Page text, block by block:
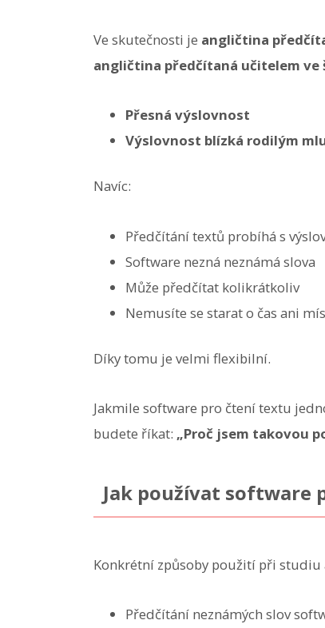
Ve skutečnosti je angličtina
angličtina předčítaná učitelem ve
Přesná výslovnost
Výslovnost blízká rodilým
Navíc:
Předčítání textů probíhá s
Software nezná neznámá slova
Může předčítat kolikrátkoliv
Nemusíte se starat o čas ani
Díky tomu je velmi flexibilní.
Jakmile software pro čtení textu
budete říkat: „Proč jsem takovou
Jak používat
Konkrétní způsoby použití při
Předčítání neznámých slov